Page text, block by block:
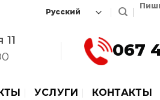
067
УСЛУГИ КОНТАКТЫ